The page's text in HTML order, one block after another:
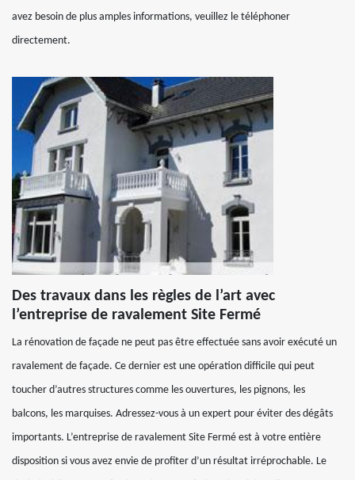
avez besoin de plus amples informations, veuillez le téléphoner
directement.
Des travaux dans les règles de l’art avec
l’entreprise de ravalement Site Fermé
La rénovation de façade ne peut pas être effectuée sans avoir exécuté un
ravalement de façade. Ce dernier est une opération difficile qui peut
toucher d’autres structures comme les ouvertures, les pignons, les
balcons, les marquises. Adressez-vous à un expert pour éviter des dégâts
importants. L’entreprise de ravalement Site Fermé est à votre entière
disposition si vous avez envie de profiter d’un résultat irréprochable. Le